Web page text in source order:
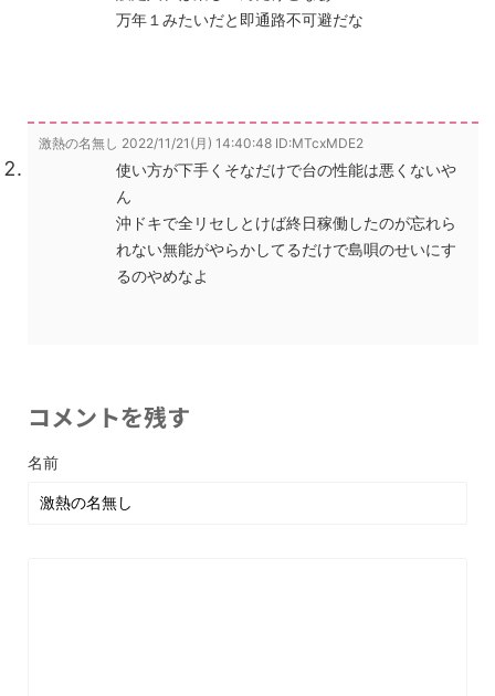
万年１みたいだと即通路不可避だな
激熱の名無し 2022/11/21(月) 14:40:48 ID:MTcxMDE2
使い方が下手くそなだけで台の性能は悪くないや
ん
沖ドキで全リセしとけば終日稼働したのが忘れら
れない無能がやらかしてるだけで島唄のせいにす
るのやめなよ
コメントを残す
名前